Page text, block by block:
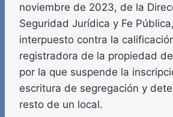
noviembre de 2023, de la
Seguridad Jurídica y Fe
interpuesto contra la
registradora de la propiedad
por la que suspende la
escritura de segregación y
resto de un local.